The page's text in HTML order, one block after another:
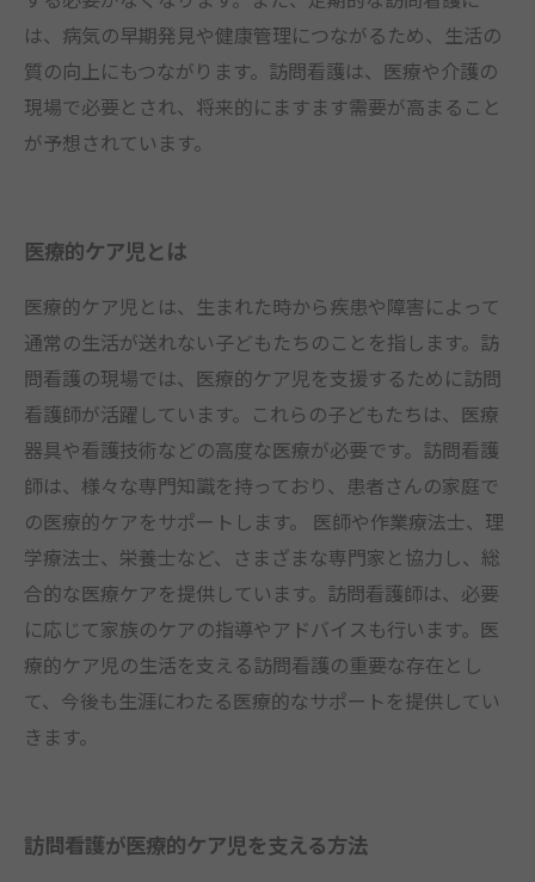
は、病気の早期発見や健康管理につながるため、生活の
質の向上にもつながります。訪問看護は、医療や介護の
現場で必要とされ、将来的にますます需要が高まること
が予想されています。
医療的ケア児とは
医療的ケア児とは、生まれた時から疾患や障害によって
通常の生活が送れない子どもたちのことを指します。訪
問看護の現場では、医療的ケア児を支援するために訪問
看護師が活躍しています。これらの子どもたちは、医療
器具や看護技術などの高度な医療が必要です。訪問看護
師は、様々な専門知識を持っており、患者さんの家庭で
の医療的ケアをサポートします。 医師や作業療法士、理
学療法士、栄養士など、さまざまな専門家と協力し、総
合的な医療ケアを提供しています。訪問看護師は、必要
に応じて家族のケアの指導やアドバイスも行います。医
療的ケア児の生活を支える訪問看護の重要な存在とし
て、今後も生涯にわたる医療的なサポートを提供してい
きます。
訪問看護が医療的ケア児を支える方法